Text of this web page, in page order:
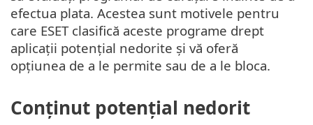
efectua plata. Acestea sunt motivele pentru
care ESET clasifică aceste programe drept
aplicații potențial nedorite și vă oferă
opțiunea de a le permite sau de a le bloca.
Conținut potențial nedorit